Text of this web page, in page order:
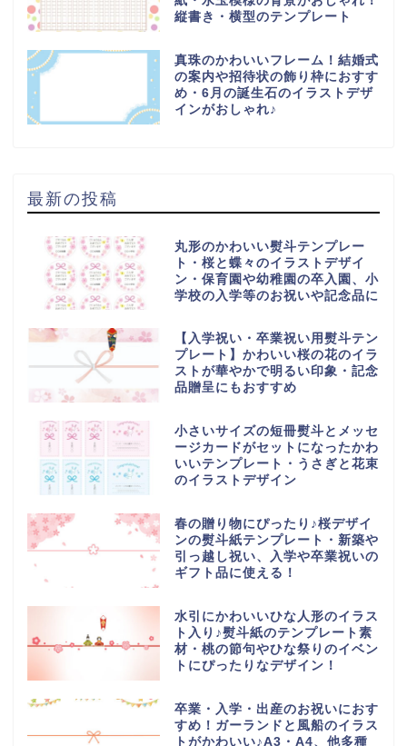
縦書き・横型のテンプレート
真珠のかわいいフレーム！結婚式
の案内や招待状の飾り枠におすす
め・6月の誕生石のイラストデザ
インがおしゃれ♪
最新の投稿
丸形のかわいい熨斗テンプレー
ト・桜と蝶々のイラストデザイ
ン・保育園や幼稚園の卒入園、小
学校の入学等のお祝いや記念品に
【入学祝い・卒業祝い用熨斗テン
プレート】かわいい桜の花のイラ
ストが華やかで明るい印象・記念
品贈呈にもおすすめ
小さいサイズの短冊熨斗とメッセ
ージカードがセットになったかわ
いいテンプレート・うさぎと花束
のイラストデザイン
春の贈り物にぴったり♪桜デザイ
ンの熨斗紙テンプレート・新築や
引っ越し祝い、入学や卒業祝いの
ギフト品に使える！
水引にかわいいひな人形のイラス
ト入り♪熨斗紙のテンプレート素
材・桃の節句やひな祭りのイベン
トにぴったりなデザイン！
卒業・入学・出産のお祝いにおす
すめ！ガーランドと風船のイラス
トがかわいい♪A3・A4、他多種